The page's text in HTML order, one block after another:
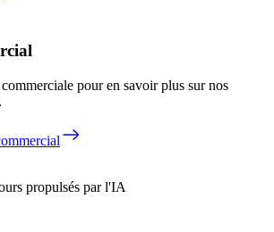
pour en savoir plus sur nos
propulsés par l'IA